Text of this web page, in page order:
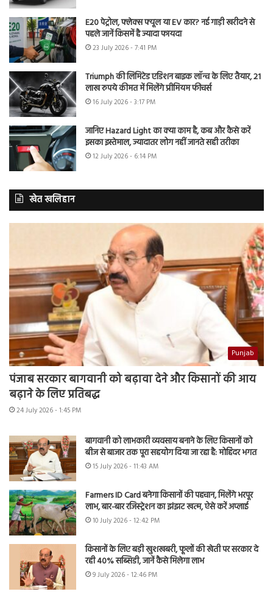
E20 पेट्रोल, फ्लेक्स फ्यूल या EV कार? नई गाड़ी खरीदने से
पहले जानें किसमें है ज्यादा फायदा
23 July 2026 - 7:41 PM
Triumph की लिमिटेड एडिशन बाइक लॉन्च के लिए तैयार, 21
लाख रुपये कीमत में मिलेंगे प्रीमियम फीचर्स
16 July 2026 - 3:17 PM
जानिए Hazard Light का क्या काम है, कब और कैसे करें
इसका इस्तेमाल, ज्यादातर लोग नहीं जानते सही तरीका
12 July 2026 - 6:14 PM
खेत खलिहान
Punjab
पंजाब सरकार बागवानी को बढ़ावा देने और किसानों की आय
बढ़ाने के लिए प्रतिबद्ध
24 July 2026 - 1:45 PM
बागवानी को लाभकारी व्यवसाय बनाने के लिए किसानों को
बीज से बाजार तक पूरा सहयोग दिया जा रहा है: मोहिंदर भगत
15 July 2026 - 11:43 AM
Farmers ID Card बनेगा किसानों की पहचान, मिलेंगे भरपूर
लाभ, बार-बार रजिस्ट्रेशन का झंझट खत्म, ऐसे करें अप्लाई
10 July 2026 - 12:42 PM
किसानों के लिए बड़ी खुशखबरी, फूलों की खेती पर सरकार दे
रही 40% सब्सिडी, जानें कैसे मिलेगा लाभ
9 July 2026 - 12:46 PM